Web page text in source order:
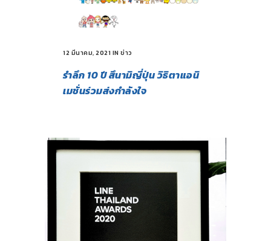
12 มีนาคม, 2021 IN ข่าว
รำลึก 10 ปี สึนามิญี่ปุ่น วิธิตาแอนิ
เมชั่นร่วมส่งกำลังใจ